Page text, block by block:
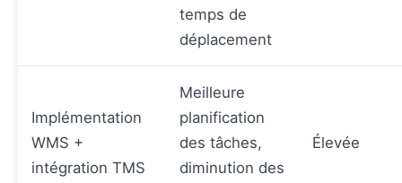
temps de
déplacement
Implémentation
WMS +
intégration TMS
Meilleure
planification
des tâches,
diminution des
Élevée